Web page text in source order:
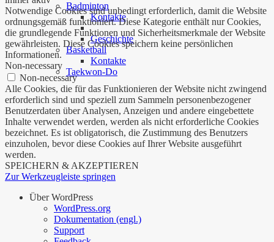
Badminton
Kontakte
Geschichte
Basketball
Kontakte
Taekwon-Do
Notwendige Cookies sind unbedingt erforderlich, damit die Website
ordnungsgemäß funktioniert. Diese Kategorie enthält nur Cookies,
die grundlegende Funktionen und Sicherheitsmerkmale der Website
gewährleisten. Diese Cookies speichern keine persönlichen
Informationen.
Non-necessary
Non-necessary
Alle Cookies, die für das Funktionieren der Website nicht zwingend
erforderlich sind und speziell zum Sammeln personenbezogener
Benutzerdaten über Analysen, Anzeigen und andere eingebettete
Inhalte verwendet werden, werden als nicht erforderliche Cookies
bezeichnet. Es ist obligatorisch, die Zustimmung des Benutzers
einzuholen, bevor diese Cookies auf Ihrer Website ausgeführt
werden.
SPEICHERN & AKZEPTIEREN
Zur Werkzeugleiste springen
Über WordPress
WordPress.org
Dokumentation (engl.)
Support